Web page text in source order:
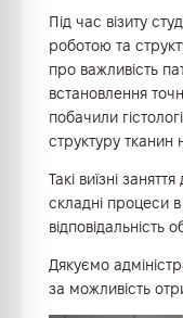
Під час візиту
роботою та
про важливість
встановлення
побачили
структуру тканин
Такі виїзні
складні процеси
відповідальність
Дякуємо
за можливість